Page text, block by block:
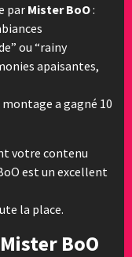
par Mister BoO:
ou “rainy
apaisantes,
a gagné 10
votre contenu
est un excellent
la place.
BoO